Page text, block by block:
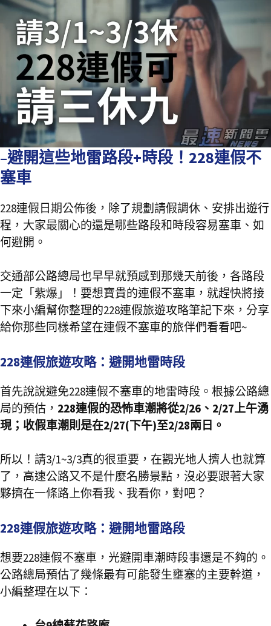
–避開這些地雷路段+時段！228連假不
塞車
228連假日期公佈後，除了規劃請假調休、安排出遊行
程，大家最關心的還是哪些路段和時段容易塞車、如
何避開。
交通部公路總局也早早就預感到那幾天前後，各路段
一定「紫爆」！要想寶貴的連假不塞車，就趕快將接
下來小編幫你整理的228連假旅遊攻略筆記下來，分享
給你那些同樣希望在連假不塞車的旅伴們看看吧~
228連假旅遊攻略：避開地雷時段
首先說說避免228連假不塞車的地雷時段。根據公路總
局的預估， 228連假的恐怖車潮將從2/26 、 2/27上午湧
現；收假車潮則是在2/27(下午)至2/28兩日。
所以！請3/1~3/3真的很重要，在觀光地人擠人也就算
了，高速公路又不是什麼名勝景點，沒必要跟著大家
夥擠在一條路上你看我、我看你，對吧？
228連假旅遊攻略：避開地雷路段
想要228連假不塞車，光避開車潮時段事還是不夠的。
公路總局預估了幾條最有可能發生壅塞的主要幹道，
小編整理在以下：